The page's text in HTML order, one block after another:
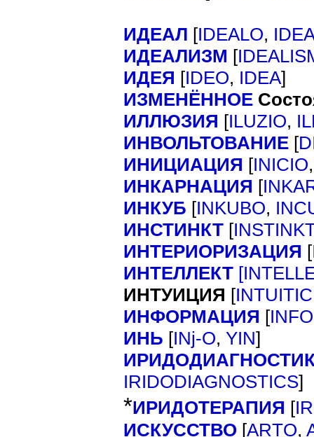
ИДЕАЛ [IDEALO,
ИДЕАЛИЗМ [
ИДЕЯ [IDEO, IDEA]
ИЗМЕНЁННОЕ
ИЛЛЮЗИЯ [ILUZIO,
ИНВОЛЬТОВАНИЕ [
ИНИЦИАЦИЯ [INICIO
ИНКАРНАЦИЯ [
ИНКУБ [INKUBO,
ИНСТИНКТ [
ИНТЕРИОРИЗАЦИЯ [
ИНТЕЛЛЕКТ [
ИНТУИЦИЯ [
ИНФОРМАЦИЯ [
ИНЬ [INj-O, YIN]
IRIDODIAGNOSTICS]
*ИРИДОТЕРАПИЯ [
ИСКУССТВО [ARTO,